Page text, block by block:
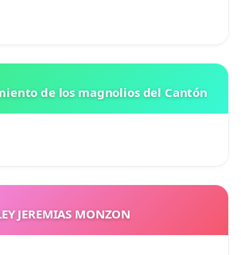
de los magnolios del Cantón
JEREMIAS MONZON